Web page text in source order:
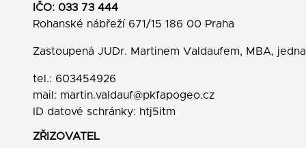
IČO: 033 73 444
Rohanské nábřeží 671/15 186 00 Praha
Zastoupená JUDr. Martinem Valdaufem, MBA,
tel.: 603454926
mail: martin.valdauf@pkfapogeo.cz
ID datové schránky: htj5itm
ZŘIZOVATEL